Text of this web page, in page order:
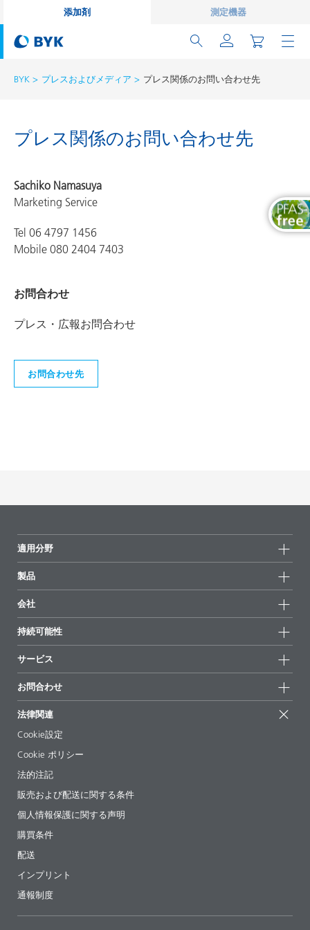
添加剤 測定機器
BYK プレスおよびメディア プレス関係のお問い合わせ先
プレス関係のお問い合わせ先
Sachiko Namasuya
Marketing Service
Tel 06 4797 1456
Mobile 080 2404 7403
お問合わせ
プレス・広報お問合わせ
お問合わせ先
適用分野
製品
全製品
ハイライト
会社
ニュース
拠点と販売代理店
展示会 & イベント
経営陣
持続可能性
持続可能な製品
サクセスストーリー
EcoVadis
証明書
サービス
配合の出発点
論文記事
ebooks(電子書籍)
法令情報
添加剤ガイドアプリ
ビデオ
ダウンロード
お問合わせ
法律関連
Cookie設定
Cookie ポリシー
法的注記
販売および配送に関する条件
個人情報保護に関する声明
購買条件
配送
インプリント
通報制度